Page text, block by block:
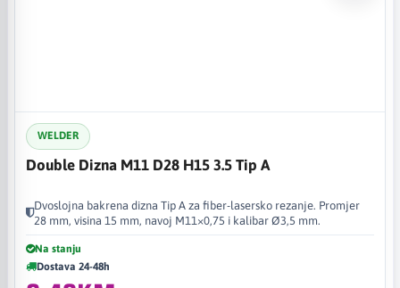
WELDER
Double Dizna M11 D28 H15 3.5 Tip A
Dvoslojna bakrena dizna Tip A za fiber-lasersko rezanje. Promjer
28 mm, visina 15 mm, navoj M11×0,75 i kalibar Ø3,5 mm.
Na stanju
Dostava 24-48h